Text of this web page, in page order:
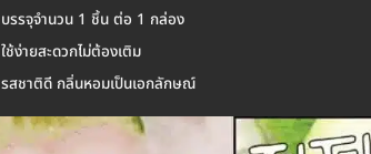
บรรจุจำนวน 1 ชิ้น ต่อ 1 กล่อง
ใช้ง่ายสะดวกไม่ต้องเติม
รสชาติดี กลิ่นหอมเป็นเอกลักษณ์